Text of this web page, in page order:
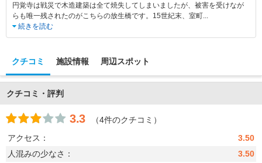
円覚寺は戦災で木造建築は全て焼失してしまいましたが、被害を受けなが
らも唯一残されたのがこちらの放生橋です。15世紀末、室町...
続きを読む
クチコミ 施設情報 周辺スポット
クチコミ・評判
3.3
（4件のクチコミ）
アクセス：
3.50
人混みの少なさ：
3.50